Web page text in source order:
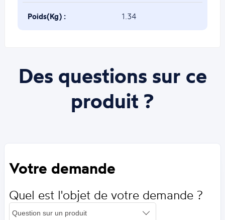
Poids(Kg) : 1.34
Des questions sur ce
produit ?
Votre demande
Quel est l'objet de votre demande ?